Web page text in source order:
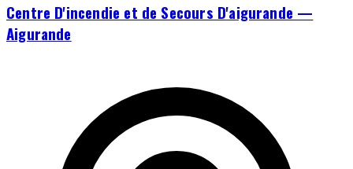
Centre D'incendie et de Secours D'aigurande —
Aigurande